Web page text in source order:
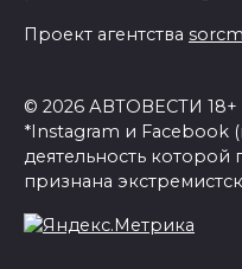
Проект агентства
© 2026 АВТОВЕСТИ 18+
*Instagram и Facebook
деятельность
признана